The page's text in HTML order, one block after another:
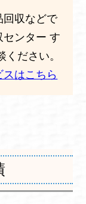
回収などで
センター す
ださい。
はこちら